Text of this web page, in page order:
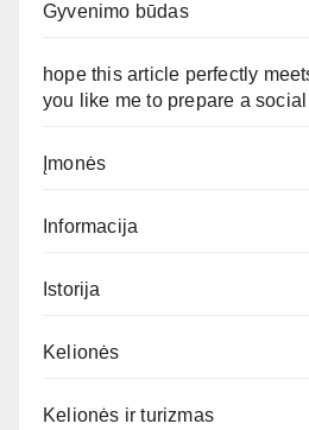
Gyvenimo būdas
hope this article perfectly
you like me to prepare a
Įmonės
Informacija
Istorija
Kelionės
Kelionės ir turizmas